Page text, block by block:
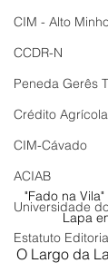
CIM - Alto
CCDR-N
Peneda Gerês
Crédito Agrícola
CIM-Cávado
ACIAB
Universidade
Estatuto
"Fado na
Lapa
O Largo da